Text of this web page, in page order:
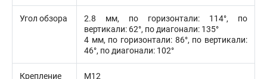
Угол обзора
2.8 мм, по горизонтали: 114°, по
вертикали: 62°, по диагонали: 135°
4 мм, по горизонтали: 86°, по вертикали:
46°, по диагонали: 102°
Крепление
M12